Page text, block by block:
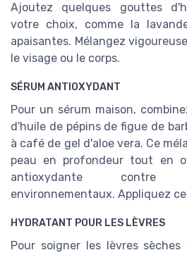
Ajoutez quelques gouttes
votre choix, comme la
apaisantes. Mélangez
le visage ou le corps.
SÉRUM ANTIOXYDANT
Pour un sérum maison,
d'huile de pépins de figue de
à café de gel d'aloe vera. Ce
peau en profondeur tout en
antioxydante contre
environnementaux. Appliquez
HYDRATANT POUR LES LÈVRES
Pour soigner les lèvres